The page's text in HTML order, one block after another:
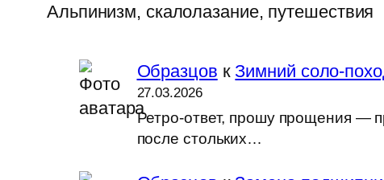
Альпинизм, скалолазание, путешествия
Образцов к Зимний соло-
27.03.2026
Ретро-ответ, прошу прощения —
после стольких…